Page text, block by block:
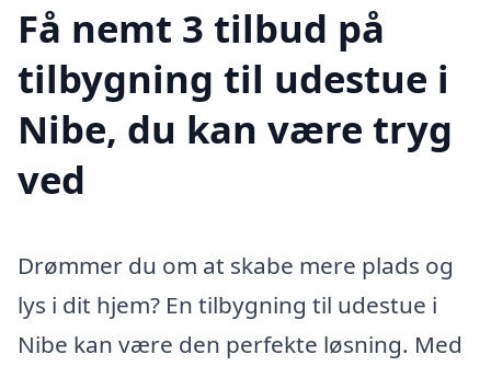
Få nemt 3 tilbud på
tilbygning til udestue i
Nibe, du kan være tryg
ved
Drømmer du om at skabe mere plads og
lys i dit hjem? En tilbygning til udestue i
Nibe kan være den perfekte løsning. Med